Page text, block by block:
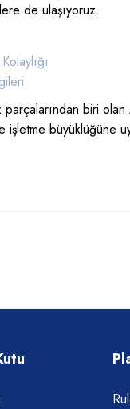
de ulaşıyoruz.
biri olan
işletme büyüklüğüne